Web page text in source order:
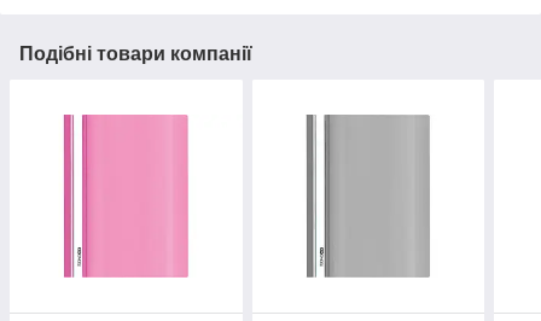
Подібні товари компанії